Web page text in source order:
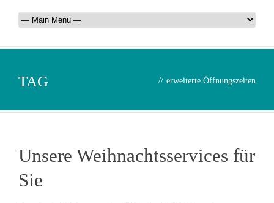
TAG // erweiterte Öffnungszeiten
Unsere Weihnachtsservices für
Sie